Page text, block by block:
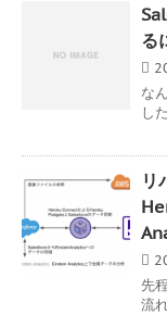
る
な
し
リ
先
流